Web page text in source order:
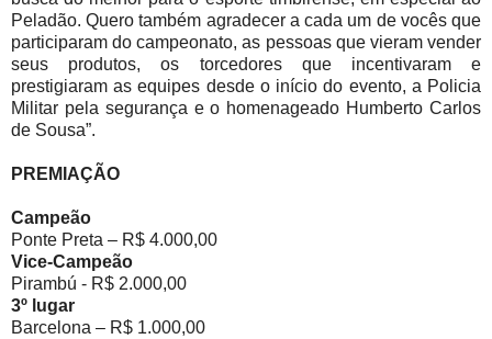
Peladão. Quero também agradecer a cada um de vocês que
participaram do campeonato, as pessoas que vieram vender
seus produtos, os torcedores que incentivaram e
prestigiaram as equipes desde o início do evento, a Policia
Militar pela segurança e o homenageado Humberto Carlos
de Sousa”.
PREMIAÇÃO
Campeão
Ponte Preta – R$ 4.000,00
Vice-Campeão
Pirambú - R$ 2.000,00
3º lugar
Barcelona – R$ 1.000,00